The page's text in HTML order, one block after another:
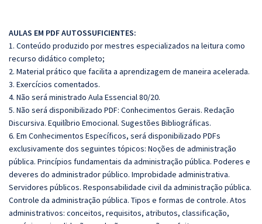
AULAS EM PDF AUTOSSUFICIENTES:
1. Conteúdo produzido por mestres especializados na leitura como
recurso didático completo;
2. Material prático que facilita a aprendizagem de maneira acelerada.
3. Exercícios comentados.
4. Não será ministrado Aula Essencial 80/20.
5. Não será disponibilizado PDF: Conhecimentos Gerais. Redação
Discursiva. Equilíbrio Emocional. Sugestões Bibliográficas.
6. Em Conhecimentos Específicos, será disponibilizado PDFs
exclusivamente dos seguintes tópicos: Noções de administração
pública. Princípios fundamentais da administração pública. Poderes e
deveres do administrador público. Improbidade administrativa.
Servidores públicos. Responsabilidade civil da administração pública.
Controle da administração pública. Tipos e formas de controle. Atos
administrativos: conceitos, requisitos, atributos, classificação,